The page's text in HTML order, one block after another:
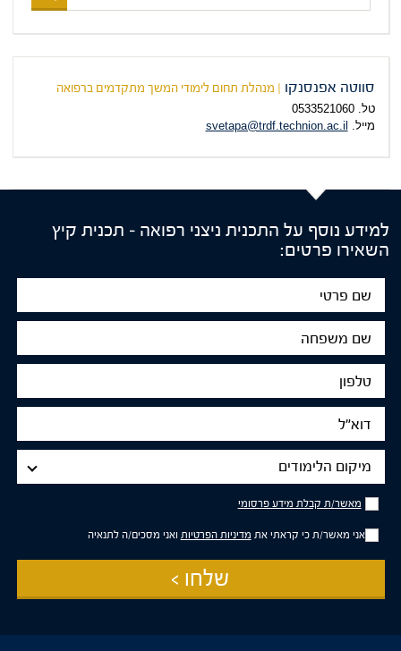
תכנית
המבוקשת
סווטה אפנסנקו | מנהלת תחום לימודי המשך מתקדמים ברפואה
טל. 0533521060
מייל. svetapa@trdf.technion.ac.il
למידע נוסף על התכנית ניצני רפואה – תכנית קיץ
השאירו פרטים:
פרטי
משפחה
הלימודים
מיקום הלימודים
מאשר/ת
קבלת
מידע
פרסומי
מאשר/ת קבלת מידע פרסומי
אני מאשר/ת כי קראתי את מדיניות הפרטיות ואני מסכים/ה לתנאיה
שלחו >